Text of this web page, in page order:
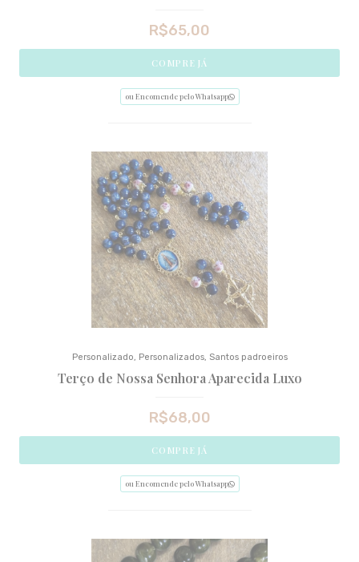
R$65,00
COMPRE JÁ
ou Encomende pelo Whatsapp
Personalizado, Personalizados, Santos padroeiros
Terço de Nossa Senhora Aparecida Luxo
R$68,00
COMPRE JÁ
ou Encomende pelo Whatsapp